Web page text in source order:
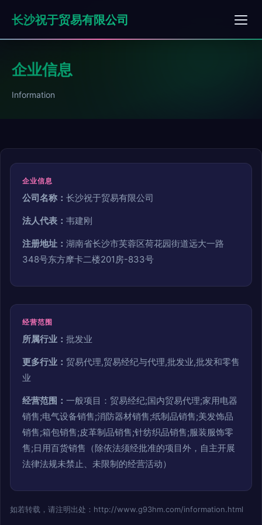
长沙祝于贸易有限公司
企业信息
Information
企业信息
公司名称： 长沙祝于贸易有限公司
法人代表： 韦建刚
注册地址： 湖南省长沙市芙蓉区荷花园街道远大一路
348号东方摩卡二楼201房-833号
经营范围
所属行业： 批发业
更多行业： 贸易代理,贸易经纪与代理,批发业,批发和零售
业
经营范围： 一般项目：贸易经纪;国内贸易代理;家用电器
销售;电气设备销售;消防器材销售;纸制品销售;美发饰品
销售;箱包销售;皮革制品销售;针纺织品销售;服装服饰零
售;日用百货销售（除依法须经批准的项目外，自主开展
法律法规未禁止、未限制的经营活动）
如若转载，请注明出处：http://www.g93hm.com/information.html